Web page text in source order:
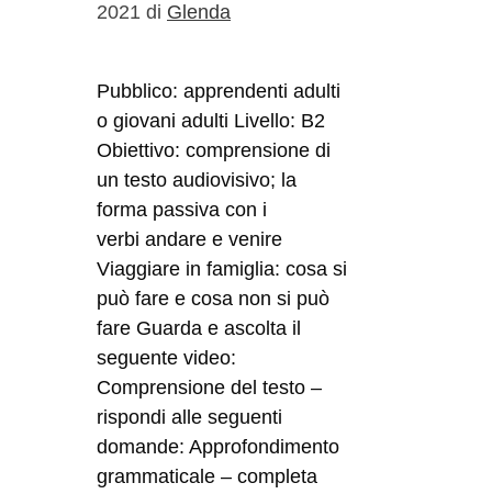
2021 di Glenda
Pubblico: apprendenti adulti
o giovani adulti Livello: B2
Obiettivo: comprensione di
un testo audiovisivo; la
forma passiva con i
verbi andare e venire
Viaggiare in famiglia: cosa si
può fare e cosa non si può
fare Guarda e ascolta il
seguente video:
Comprensione del testo –
rispondi alle seguenti
domande: Approfondimento
grammaticale – completa